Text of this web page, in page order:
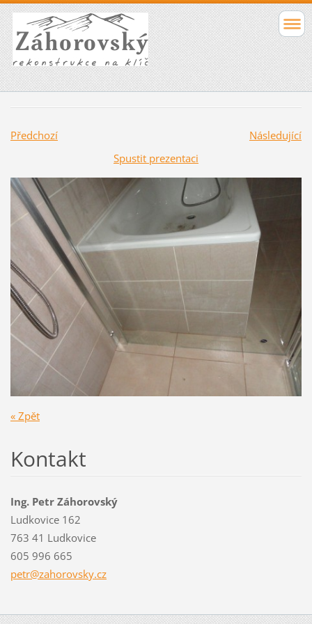
Předchozí
Následující
Spustit prezentaci
« Zpět
Kontakt
Ing. Petr Záhorovský
Ludkovice 162
763 41 Ludkovice
605 996 665
petr@zahorovsky.cz